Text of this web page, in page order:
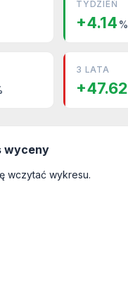
TYDZIEŃ
+4.14 %
3 LATA
+47.62
wyceny
wczytać wykresu.